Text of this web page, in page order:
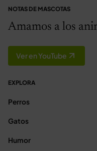
NOTAS DE MASCOTAS
Amamos a los
Ver en YouTube
EXPLORA
Perros
Gatos
Humor